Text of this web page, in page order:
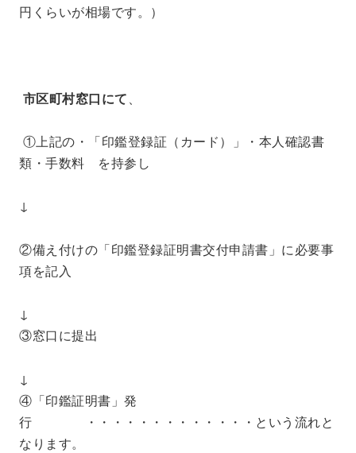
円くらいが相場です。）
市区町村窓口にて、
①上記の・「印鑑登録証（カード）」・本人確認書
類・手数料 を持参し
↓
②備え付けの「印鑑登録証明書交付申請書」に必要事
項を記入
↓
③窓口に提出
↓
④「印鑑証明書」発
行 ・・・・・・・・・・・・・という流れと
なります。